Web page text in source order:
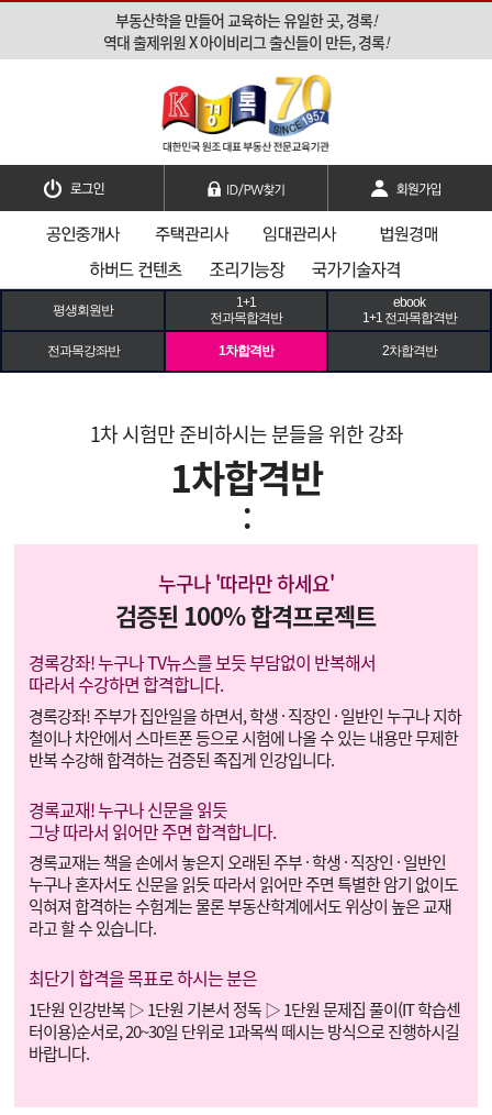
부동산학을 만들어 교육하는 유일한 곳, 경록!
역대 출제위원 X 아이비리그 출신들이 만든, 경록!
평생회원반
1+1
전과목합격반
ebook
1+1 전과목합격반
전과목강좌반 1차합격반 2차합격반
1차 시험만 준비하시는 분들을 위한 강좌
1차합격반
:
누구나 '따라만 하세요'
검증된 100% 합격프로젝트
경록강좌! 누구나 TV뉴스를 보듯 부담없이 반복해서
따라서 수강하면 합격합니다.
경록강좌! 주부가 집안일을 하면서, 학생 · 직장인 · 일반인 누구나 지하
철이나 차안에서 스마트폰 등으로 시험에 나올 수 있는 내용만 무제한
반복 수강해 합격하는 검증된 족집게 인강입니다.
경록교재! 누구나 신문을 읽듯
그냥 따라서 읽어만 주면 합격합니다.
경록교재는 책을 손에서 놓은지 오래된 주부 · 학생 · 직장인 · 일반인
누구나 혼자서도 신문을 읽듯 따라서 읽어만 주면 특별한 암기 없이도
익혀져 합격하는 수험계는 물론 부동산학계에서도 위상이 높은 교재
라고 할 수 있습니다.
최단기 합격을 목표로 하시는 분은
1단원 인강반복 ▷ 1단원 기본서 정독 ▷ 1단원 문제집 풀이(IT 학습센
터이용)순서로, 20~30일 단위로 1과목씩 떼시는 방식으로 진행하시길
바랍니다.